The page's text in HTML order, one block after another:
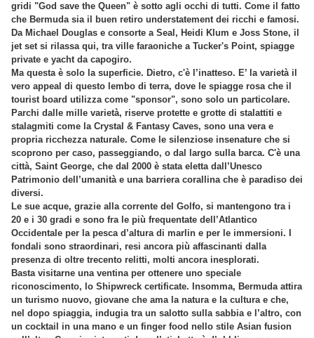
gridi "God save the Queen" è sotto agli occhi di tutti. Come il fatto
che Bermuda sia il buen retiro understatement dei ricchi e famosi.
Da Michael Douglas e consorte a Seal, Heidi Klum e Joss Stone, il
jet set si rilassa qui, tra ville faraoniche a Tucker's Point, spiagge
private e yacht da capogiro.
Ma questa è solo la superficie. Dietro, c'è l’inatteso. E’ la varietà il
vero appeal di questo lembo di terra, dove le spiagge rosa che il
tourist board utilizza come "sponsor", sono solo un particolare.
Parchi dalle mille varietà, riserve protette e grotte di stalattiti e
stalagmiti come la Crystal & Fantasy Caves, sono una vera e
propria ricchezza naturale. Come le silenziose insenature che si
scoprono per caso, passeggiando, o dal largo sulla barca. C'è una
città, Saint George, che dal 2000 è stata eletta dall’Unesco
Patrimonio dell’umanità e una barriera corallina che è paradiso dei
diversi.
Le sue acque, grazie alla corrente del Golfo, si mantengono tra i
20 e i 30 gradi e sono fra le più frequentate dell’Atlantico
Occidentale per la pesca d’altura di marlin e per le immersioni. I
fondali sono straordinari, resi ancora più affascinanti dalla
presenza di oltre trecento relitti, molti ancora inesplorati.
Basta visitarne una ventina per ottenere uno speciale
riconoscimento, lo Shipwreck certificate. Insomma, Bermuda attira
un turismo nuovo, giovane che ama la natura e la cultura e che,
nel dopo spiaggia, indugia tra un salotto sulla sabbia e l’altro, con
un cocktail in una mano e un finger food nello stile Asian fusion